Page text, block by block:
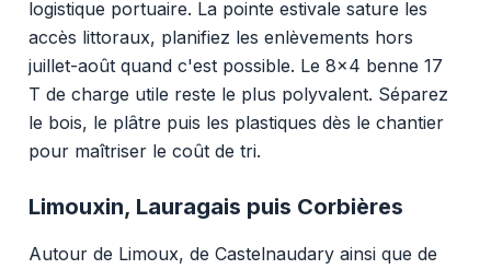
logistique portuaire. La pointe estivale sature les
accès littoraux, planifiez les enlèvements hors
juillet-août quand c'est possible. Le 8x4 benne 17
T de charge utile reste le plus polyvalent. Séparez
le bois, le plâtre puis les plastiques dès le chantier
pour maîtriser le coût de tri.
Limouxin, Lauragais puis Corbières
Autour de Limoux, de Castelnaudary ainsi que de